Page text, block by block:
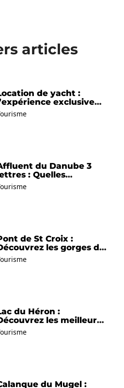
articles
de yacht :
exclusive
découvrir la
autrement
du Danube 3
: Quelles
trouver ?
de St Croix :
les gorges du
!
du Héron :
les meilleurs
de randonnée !
du Mugel :